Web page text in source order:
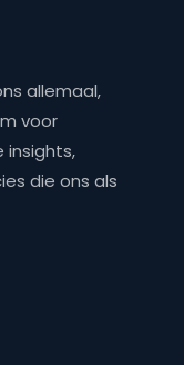
allemaal,
voor
insights,
die ons als